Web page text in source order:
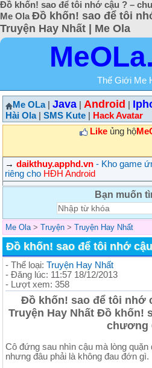
Đồ khốn! sao để tôi nhớ cậu ? –
Me Ola Đồ khốn! sao để tôi
Truyện Hay Nhất | Me Ola
Thế Giới Me
Me OLa| Java Android
Hài Ola| SMS Kute
Hack Avatar
Likeủng hộ
→ daikthuy.apphd.vn - Kho game
riêng cho HĐH Android
Bạn muốn
Me Ola > Truyện > Truyện Hay Nhất
Đồ khốn! sao để tôi nhớ
- Thể loại: Truyện Hay Nhất
- Đăng lúc: 11:57 18/12/2013
- Lượt xem: 358
Đồ khốn! sao để tôi nhớ
Truyện Hay Nhất Đồ khốn!
chương
Cô đứng sau nhìn cậu mà lòng
nhưng đâu phải là không đau đớn gì.